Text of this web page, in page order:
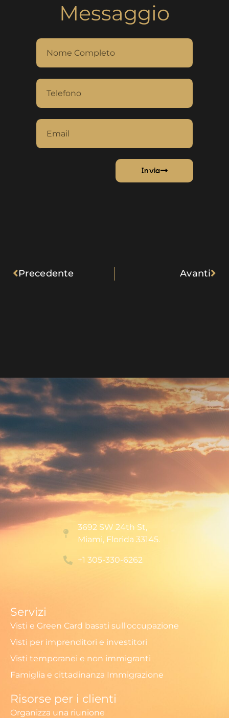
Messaggio
Invia
Precedente Avanti
3692 SW 24th St,
Miami, Florida 33145.
+1 305-330-6262
Servizi
Visti e Green Card basati sull'occupazione
Visti per imprenditori e investitori
Visti temporanei e non immigranti
Famiglia e cittadinanza Immigrazione
Risorse per i clienti
Organizza una riunione